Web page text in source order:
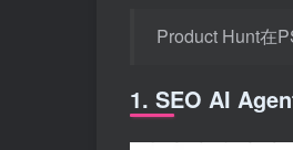
Product Hunt在
1. SEO AI